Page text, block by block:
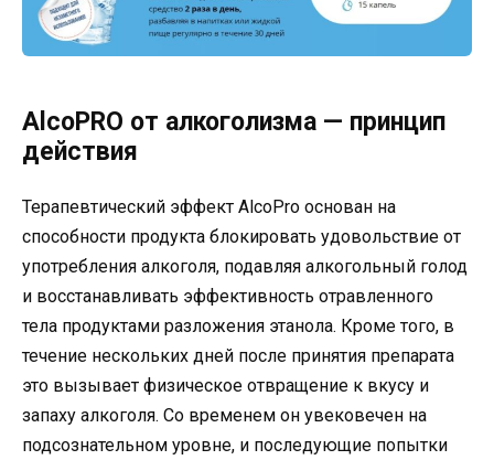
AlcoPRO от алкоголизма — принцип
действия
Терапевтический эффект AlcoPro основан на
способности продукта блокировать удовольствие от
употребления алкоголя, подавляя алкогольный голод
и восстанавливать эффективность отравленного
тела продуктами разложения этанола. Кроме того, в
течение нескольких дней после принятия препарата
это вызывает физическое отвращение к вкусу и
запаху алкоголя. Со временем он увековечен на
подсознательном уровне, и последующие попытки